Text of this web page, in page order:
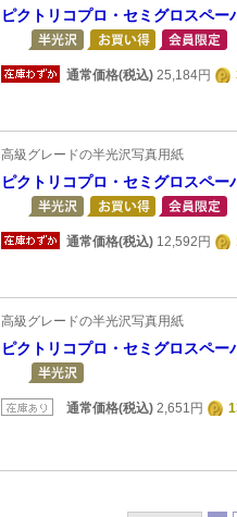
ピクトリコプロ・セミグロスペー
通常価格(税込) 25,184円
高級グレードの半光沢写真用紙
ピクトリコプロ・セミグロスペー
通常価格(税込) 12,592円
高級グレードの半光沢写真用紙
ピクトリコプロ・セミグロスペ
通常価格(税込) 2,651円